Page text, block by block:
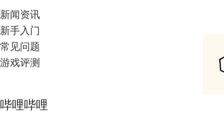
新闻资讯
新手入门
常见问题
游戏评测
哔哩哔哩